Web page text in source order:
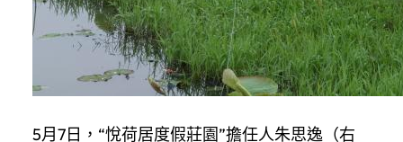
5月7日，“悅荷居度假莊園”擔任人朱思逸（右